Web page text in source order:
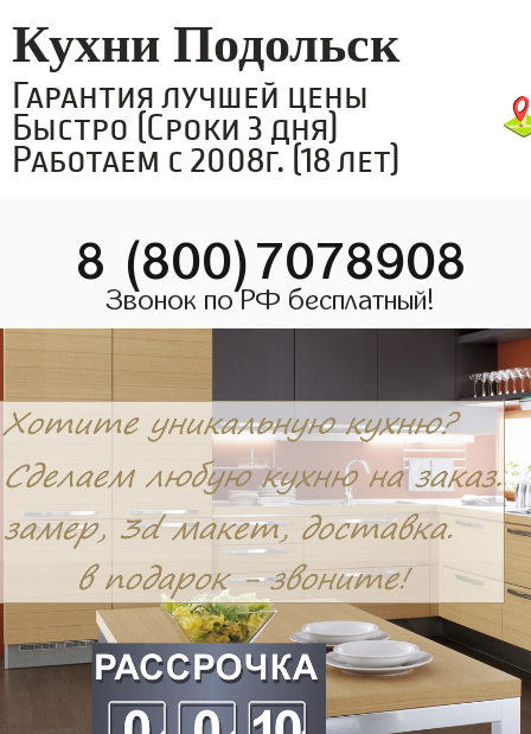
Кухни Подольск
Гарантия лучшей цены
Быстро (Сроки 3 дня)
Работаем с 2008г. (18 лет)
8 (800)7078908
Звонок по РФ бесплатный!